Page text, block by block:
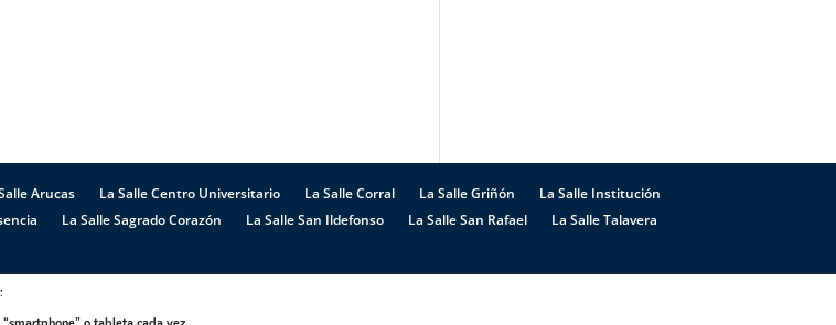
Arucas La Salle Centro Universitario La Salle Corral La Salle Griñón
La Salle Institución
La Salle Sagrado Corazón La Salle San Ildefonso La Salle San Rafael
La Salle Talavera
de Datos Personales